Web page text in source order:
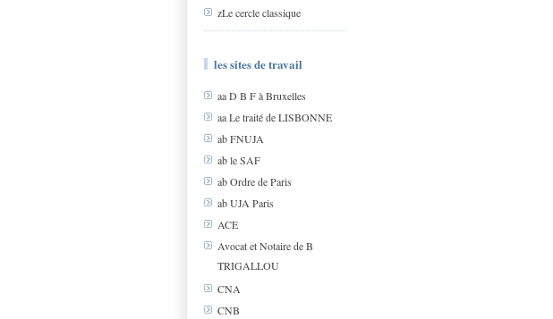
zLe cercle classique
les sites de travail
aa D B F à Bruxelles
aa Le traité de LISBONNE
ab FNUJA
ab le SAF
ab Ordre de Paris
ab UJA Paris
ACE
Avocat et Notaire de B
TRIGALLOU
CNA
CNB